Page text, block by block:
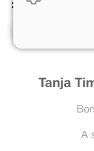
2 459 Ft
Tanja
A